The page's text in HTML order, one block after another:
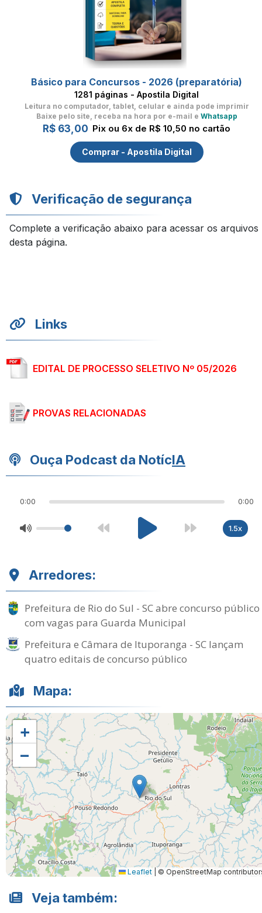
Básico para Concursos - 2026 (preparatória)
1281 páginas - Apostila Digital
Leitura no computador, tablet, celular e ainda pode imprimir
Baixe pelo site, receba na hora por e-mail e Whatsapp
R$ 63,00 Pix ou 6x de R$ 10,50 no cartão
Comprar - Apostila Digital
Verificação de segurança
Complete a verificação abaixo para acessar os arquivos
desta página.
Links
EDITAL DE PROCESSO SELETIVO Nº 05/2026
PROVAS RELACIONADAS
Ouça Podcast da NotícIA
0:00 0:00
1.5x
Arredores:
Prefeitura de Rio do Sul - SC abre concurso público
com vagas para Guarda Municipal
Prefeitura e Câmara de Ituporanga - SC lançam
quatro editais de concurso público
Mapa:
+
−
Leaflet © OpenStreetMap
Veja também: